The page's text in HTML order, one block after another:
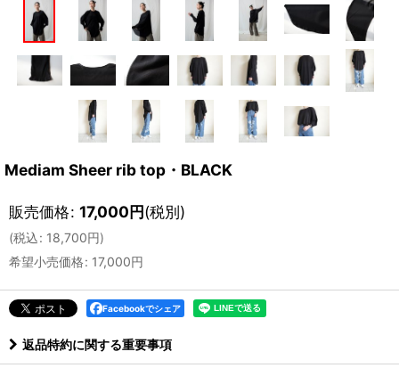
Mediam Sheer rib top・BLACK
販売価格: 17,000円(税別)
(税込: 18,700円)
希望小売価格: 17,000円
Facebookでシェア
返品特約に関する重要事項